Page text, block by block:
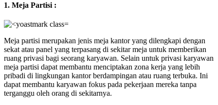
1. Meja Partisi :
Meja partisi merupakan jenis meja kantor yang dilengkapi dengan
sekat atau panel yang terpasang di sekitar meja untuk memberikan
ruang privasi bagi seorang karyawan. Selain untuk privasi karyawan
meja partisi dapat membantu menciptakan zona kerja yang lebih
pribadi di lingkungan kantor berdampingan atau ruang terbuka. Ini
dapat membantu karyawan fokus pada pekerjaan mereka tanpa
terganggu oleh orang di sekitarnya.